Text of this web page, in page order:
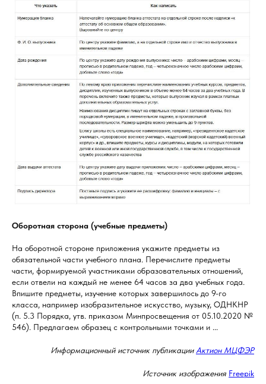
Оборотная сторона (учебные предметы)
На оборотной стороне приложения укажите предметы из
обязательной части учебного плана. Перечислите предметы
части, формируемой участниками образовательных отношений,
если отвели на каждый не менее 64 часов за два учебных года.
Впишите предметы, изучение которых завершилось до 9-го
класса, например изобразительное искусство, музыку, ОДНКНР
(п. 5.3 Порядка, утв. приказом Минпросвещения от 05.10.2020 №
546). Предлагаем образец с контрольными точками и ...
Информационный источник публикации Актион МЦФЭР
Источник изображения Freepik